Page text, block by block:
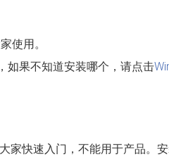
使用。
如果不知道安装哪个，请点击
家快速入门，不能用于产品。